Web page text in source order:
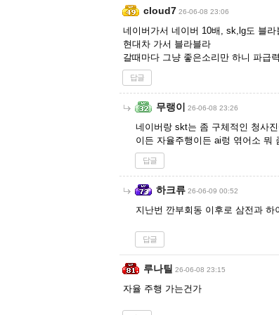
cloud7 26-06-08 23:06
네이버가서 네이버 10배, sk,lg도 블라
현대차 가서 블라블라
갈때마다 그냥 좋은소리만 하니 파급
답글
무랭이 26-06-08 23:26
네이버랑 skt는 좀 구체적인 청사
이든 자율주행이든 ai렁 엮어소 뭐
답글
하크류 26-06-09 00:52
지난번 깐부회동 이후로 삼전과
답글
루나틸 26-06-08 23:15
자율 주행 가는건가